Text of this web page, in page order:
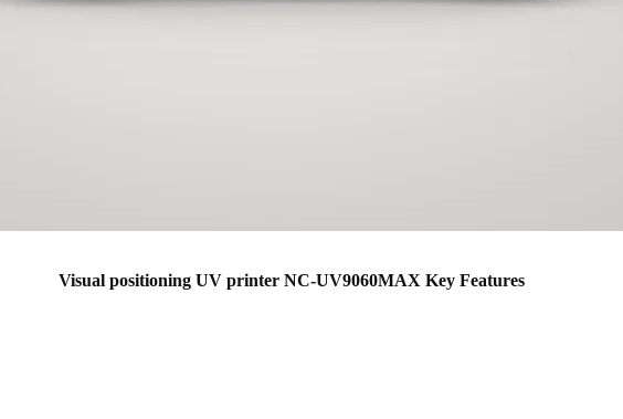
Visual positioning UV printer NC-UV9060MAX Key Features